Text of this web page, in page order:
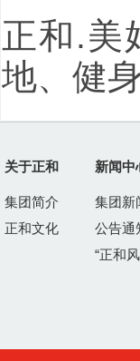
正和.美
地、健
关于正和
集团简介
正和文化
新闻中
集团新
公告通
“正和